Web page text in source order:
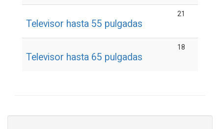
Televisor hasta 55 pulgadas
21
Televisor hasta 65 pulgadas
18